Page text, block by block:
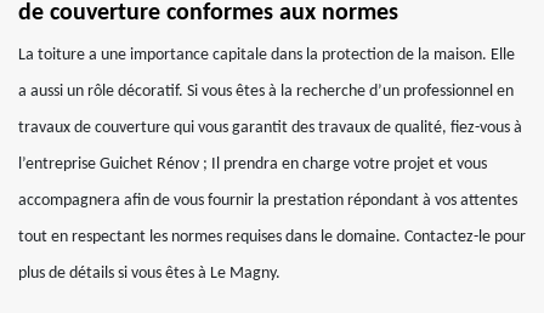
de couverture conformes aux normes
La toiture a une importance capitale dans la protection de la maison. Elle
a aussi un rôle décoratif. Si vous êtes à la recherche d’un professionnel en
travaux de couverture qui vous garantit des travaux de qualité, fiez-vous à
l’entreprise Guichet Rénov ; Il prendra en charge votre projet et vous
accompagnera afin de vous fournir la prestation répondant à vos attentes
tout en respectant les normes requises dans le domaine. Contactez-le pour
plus de détails si vous êtes à Le Magny.